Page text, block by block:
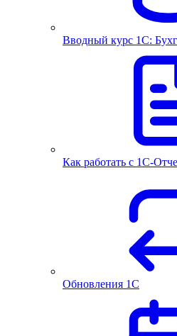
Вводный курс 1С:
Как работать с
Обновления 1С